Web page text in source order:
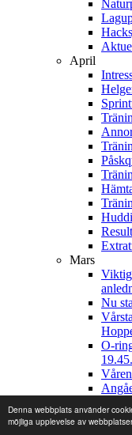
Denna webbplats använder
möjliga upplevelse av
April
Mars
Viktig
Nu
O-
19.45.